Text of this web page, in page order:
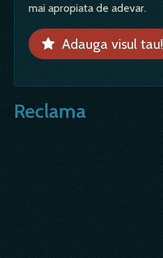
mai apropiata de adevar.
Adauga visul tau!
Reclama